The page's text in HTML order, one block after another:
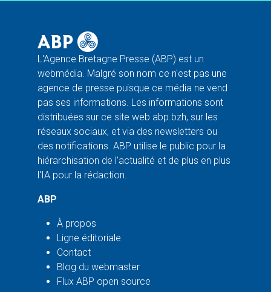
L'Agence Bretagne Presse (ABP) est un
webmédia. Malgré son nom ce n'est pas une
agence de presse puisque ce média ne vend
pas ses informations. Les informations sont
distribuées sur ce site web abp.bzh, sur les
réseaux sociaux, et via des newsletters ou
des notifications. ABP utilise le public pour la
hiérarchisation de l'actualité et de plus en plus
l'IA pour la rédaction.
ABP
À propos
Ligne éditoriale
Contact
Blog du webmaster
Flux ABP open source